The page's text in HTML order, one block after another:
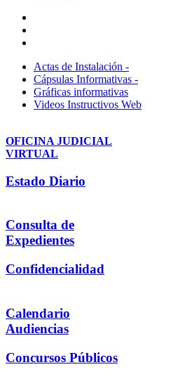
Actas de Instalación -
Cápsulas Informativas -
Gráficas informativas
Videos Instructivos Web
OFICINA JUDICIAL
VIRTUAL
Estado Diario
Consulta de
Expedientes
Confidencialidad
Calendario
Audiencias
Concursos Públicos